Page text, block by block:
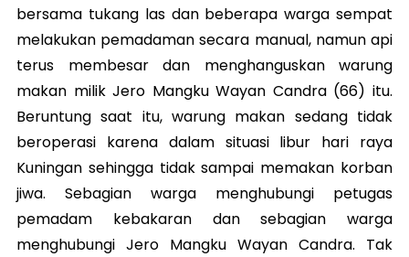
bersama tukang las dan beberapa warga sempat
melakukan pemadaman secara manual, namun api
terus membesar dan menghanguskan warung
makan milik Jero Mangku Wayan Candra (66) itu.
Beruntung saat itu, warung makan sedang tidak
beroperasi karena dalam situasi libur hari raya
Kuningan sehingga tidak sampai memakan korban
jiwa. Sebagian warga menghubungi petugas
pemadam kebakaran dan sebagian warga
menghubungi Jero Mangku Wayan Candra. Tak